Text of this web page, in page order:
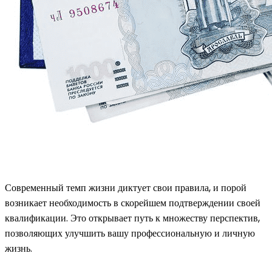
Современный темп жизни диктует свои правила, и порой
возникает необходимость в скорейшем подтверждении своей
квалификации. Это открывает путь к множеству перспектив,
позволяющих улучшить вашу профессиональную и личную
жизнь.